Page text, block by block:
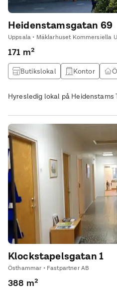
Heidenstamsgatan 69
Uppsala • Mäklarhuset Kommersiella
171 m²
Butikslokal Kontor
Hyresledig lokal på Heidenstams
Klockstapelsgatan 1
Östhammar • Fastpartner AB
388 m²